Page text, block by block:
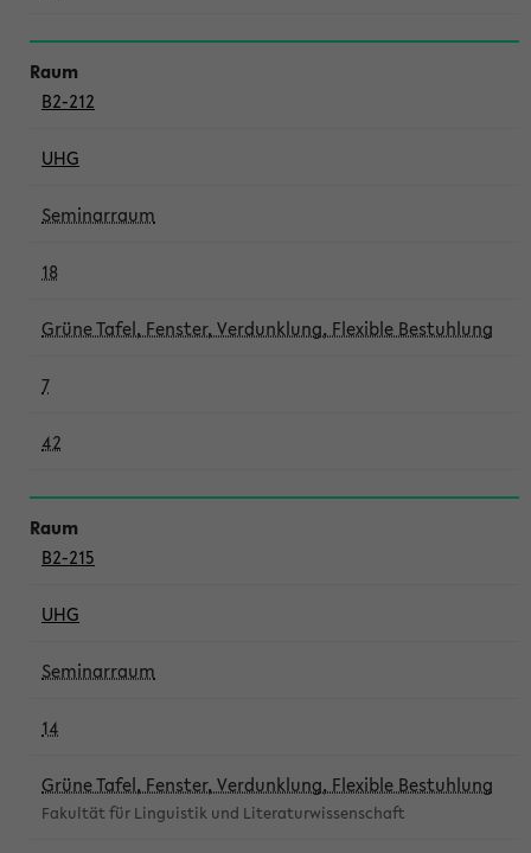
B2-212
UHG
Seminarraum
18
Grüne Tafel, Fenster, Verdunklung, Flexible Bestuhlung
7
42
B2-215
UHG
Seminarraum
14
Grüne Tafel, Fenster, Verdunklung, Flexible Bestuhlung
Fakultät für Linguistik und Literaturwissenschaft